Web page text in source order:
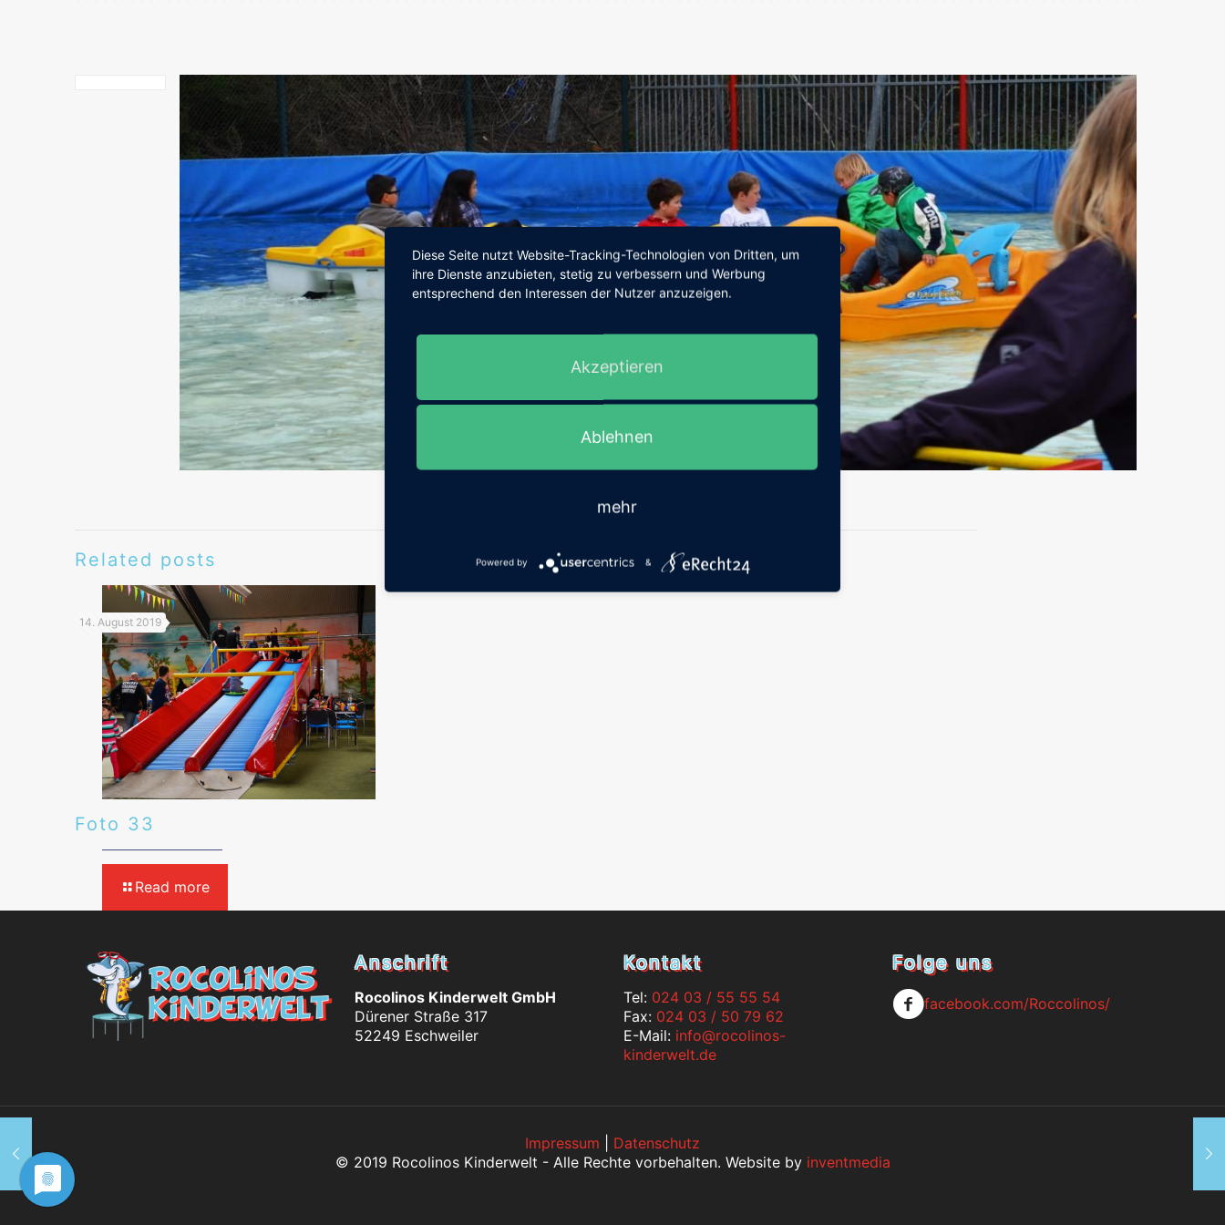
Related posts
14. August 2019
Foto 33
Read more
Anschrift
Rocolinos Kinderwelt GmbH
Dürener Straße 317
52249 Eschweiler
Kontakt
Tel: 024 03 / 55 55 54
Fax: 024 03 / 50 79 62
E-Mail: info@rocolinos-
kinderwelt.de
Folge uns
facebook.com/Roccolinos/
Impressum
Datenschutz
© 2019 Rocolinos Kinderwelt - Alle Rechte vorbehalten. Website by inventmedia
Diese Seite nutzt Website-Tracking-Technologien von Dritten, um
ihre Dienste anzubieten, stetig zu verbessern und Werbung
entsprechend den Interessen der Nutzer anzuzeigen.
Akzeptieren
Ablehnen
mehr
Powered by &